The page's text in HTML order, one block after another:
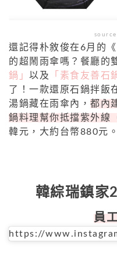
source
還記得朴敘俊在6月的
的超鬧雨傘嗎？餐廳的
鍋」 以及 「素食友善石
了！一款還原石鍋拌飯
湯鍋藏在雨傘內， 都內
鍋料理幫你抵擋紫外線
韓元，大約台幣880元。
韓綜瑞鎮家
員
https://